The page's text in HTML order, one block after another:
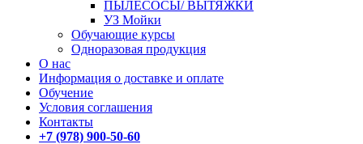
ПЫЛЕСОСЫ/ ВЫТЯЖКИ
УЗ Мойки
Обучающие курсы
Одноразовая продукция
О нас
Информация о доставке и оплате
Обучение
Условия соглашения
Контакты
+7 (978) 900-50-60